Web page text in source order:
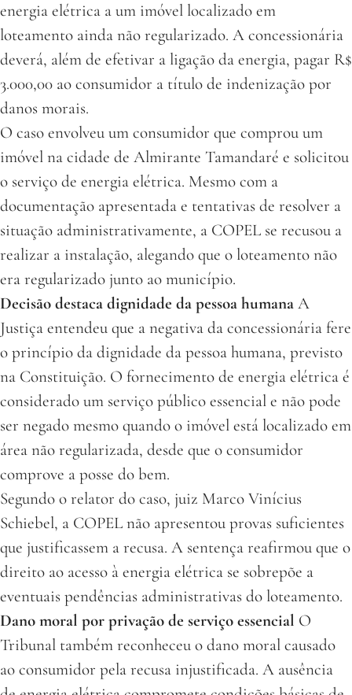
energia elétrica a um imóvel localizado em
loteamento ainda não regularizado. A concessionária
deverá, além de efetivar a ligação da energia, pagar R$
3.000,00 ao consumidor a título de indenização por
danos morais.
O caso envolveu um consumidor que comprou um
imóvel na cidade de Almirante Tamandaré e solicitou
o serviço de energia elétrica. Mesmo com a
documentação apresentada e tentativas de resolver a
situação administrativamente, a COPEL se recusou a
realizar a instalação, alegando que o loteamento não
era regularizado junto ao município.
Decisão destaca dignidade da pessoa humana A
Justiça entendeu que a negativa da concessionária fere
o princípio da dignidade da pessoa humana, previsto
na Constituição. O fornecimento de energia elétrica é
considerado um serviço público essencial e não pode
ser negado mesmo quando o imóvel está localizado em
área não regularizada, desde que o consumidor
comprove a posse do bem.
Segundo o relator do caso, juiz Marco Vinícius
Schiebel, a COPEL não apresentou provas suficientes
que justificassem a recusa. A sentença reafirmou que o
direito ao acesso à energia elétrica se sobrepõe a
eventuais pendências administrativas do loteamento.
Dano moral por privação de serviço essencial O
Tribunal também reconheceu o dano moral causado
ao consumidor pela recusa injustificada. A ausência